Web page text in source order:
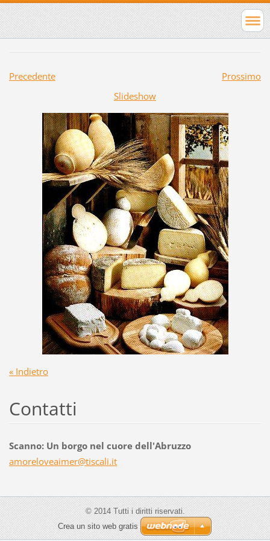
Precedente
Prossimo
Slideshow
« Indietro
Contatti
Scanno: Un borgo nel cuore dell'Abruzzo
amoreloveaimer@tiscali.it
© 2014 Tutti i diritti riservati.
Crea un sito web gratis